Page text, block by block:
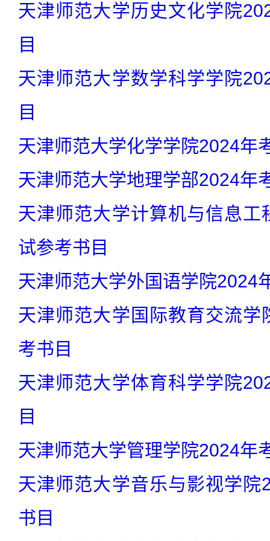
天津师范大学历史文化学院
目
天津师范大学数学科学学院
目
天津师范大学化学学院2024年
天津师范大学地理学部2024年
天津师范大学计算机与信息工
试参考书目
天津师范大学外国语学院2024
天津师范大学国际教育交流学
考书目
天津师范大学体育科学学院
目
天津师范大学管理学院2024年
天津师范大学音乐与影视学院
书目